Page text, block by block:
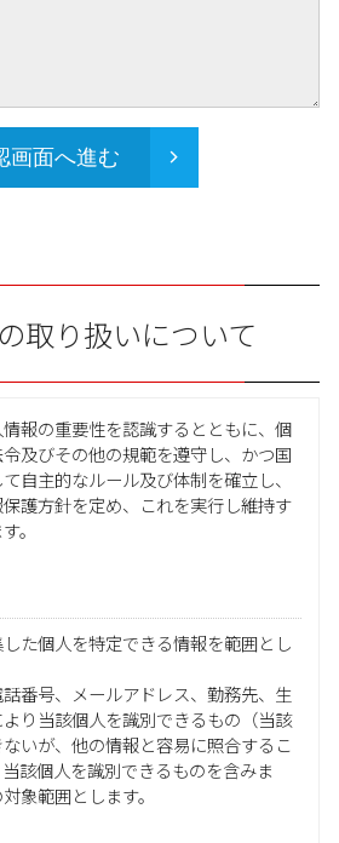
画面へ進む
取り扱いについて
報の重要性を認識するとともに、個
及びその他の規範を遵守し、かつ国
自主的なルール及び体制を確立し、
護方針を定め、これを実行し維持す
。
た個人を特定できる情報を範囲とし
番号、メールアドレス、勤務先、生
り当該個人を識別できるもの（当該
いが、他の情報と容易に照合するこ
該個人を識別できるものを含みま
象範囲とします。